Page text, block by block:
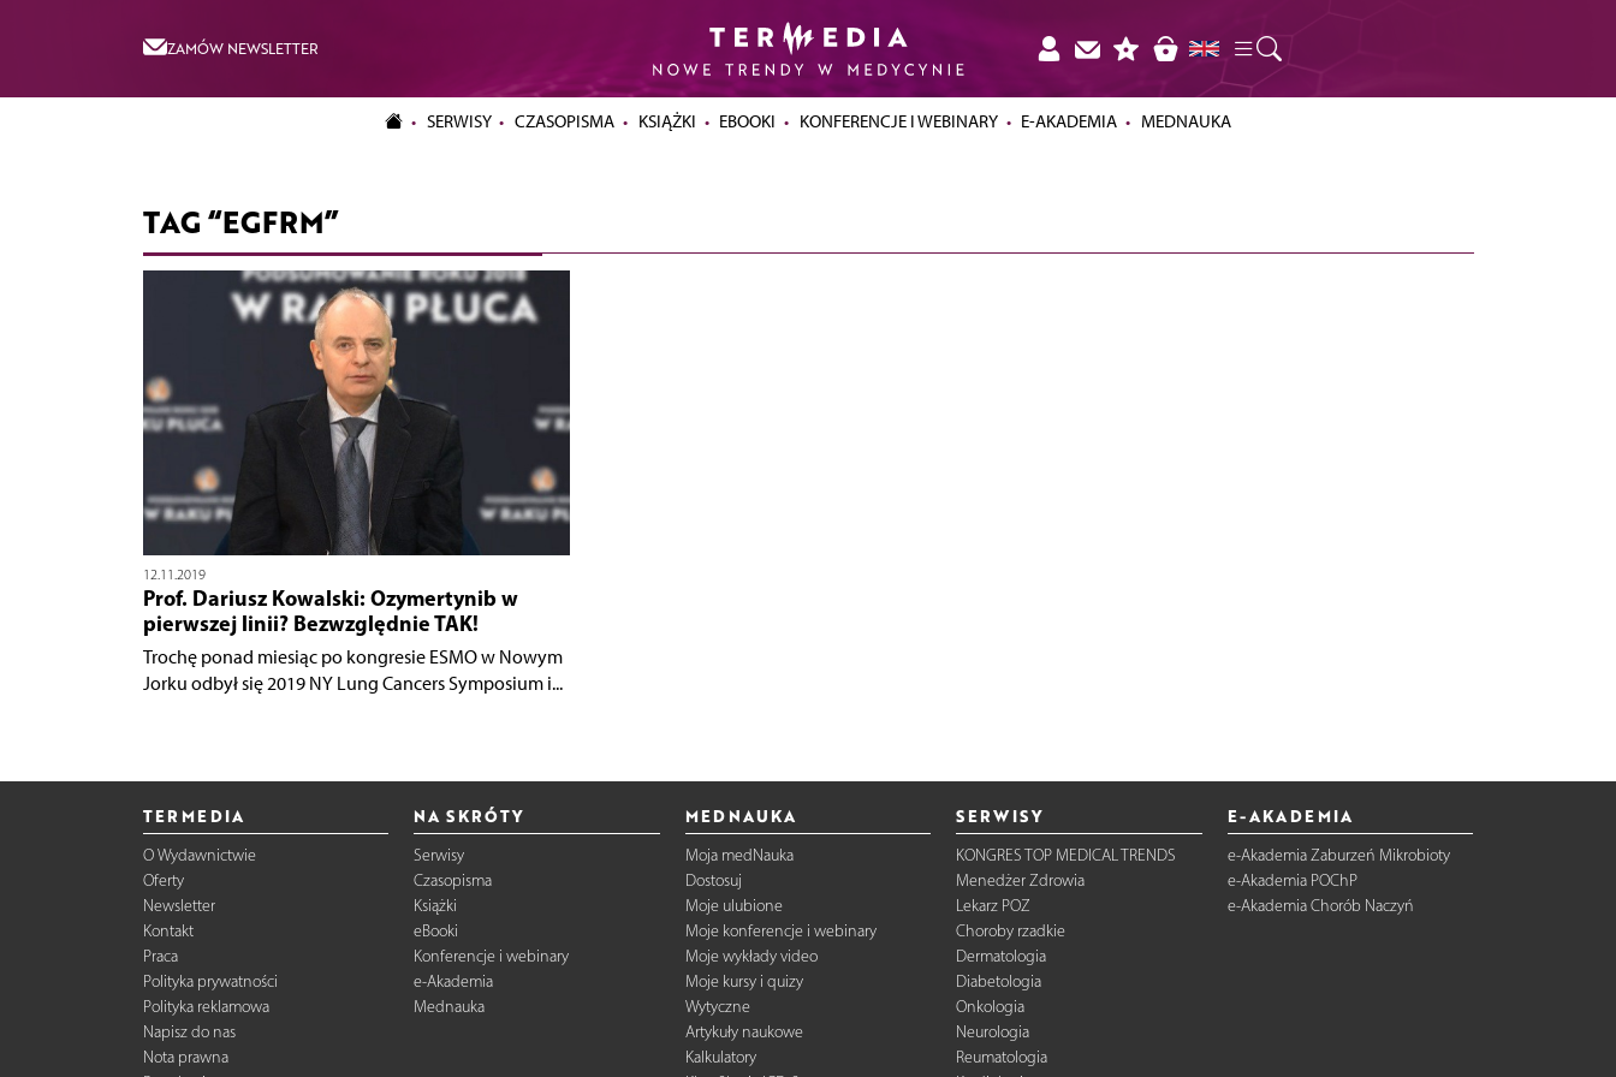
ZAMÓW NEWSLETTER
SERWISY CZASOPISMA KSIĄŻKI EBOOKI KONFERENCJE I WEBINARY E-AKADEMIA MEDNAUKA
TAG “EGFRM”
12.11.2019
Prof. Dariusz Kowalski: Ozymertynib w
pierwszej linii? Bezwzględnie TAK!
Trochę ponad miesiąc po kongresie ESMO w Nowym
Jorku odbył się 2019 NY Lung Cancers Symposium i...
TERMEDIA
O Wydawnictwie
Oferty
Newsletter
Kontakt
Praca
Polityka prywatności
Polityka reklamowa
Napisz do nas
Nota prawna
NA SKRÓTY
Serwisy
Czasopisma
Książki
eBooki
Konferencje i webinary
e-Akademia
Mednauka
MEDNAUKA
Moja medNauka
Dostosuj
Moje ulubione
Moje konferencje i webinary
Moje wykłady video
Moje kursy i quizy
Wytyczne
Artykuły naukowe
Kalkulatory
SERWISY
KONGRES TOP MEDICAL TRENDS
Menedżer Zdrowia
Lekarz POZ
Choroby rzadkie
Dermatologia
Diabetologia
Onkologia
Neurologia
Reumatologia
E-AKADEMIA
e-Akademia Zaburzeń Mikrobioty
e-Akademia POChP
e-Akademia Chorób Naczyń